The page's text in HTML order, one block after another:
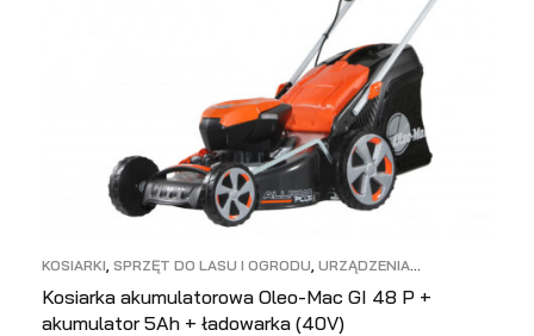
KOSIARKI SPRZĘT DO LASU I OGRODU URZĄDZENIA
Kosiarka akumulatorowa Oleo-Mac GI 48 P +
akumulator 5Ah + ładowarka (40V)